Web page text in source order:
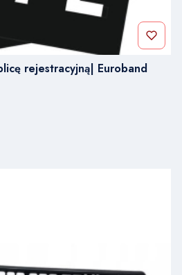
rejestracyjną| Euroband